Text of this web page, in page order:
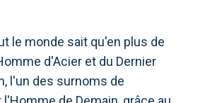
le monde sait qu'en plus de
d'Acier et du Dernier
l'un des surnoms de